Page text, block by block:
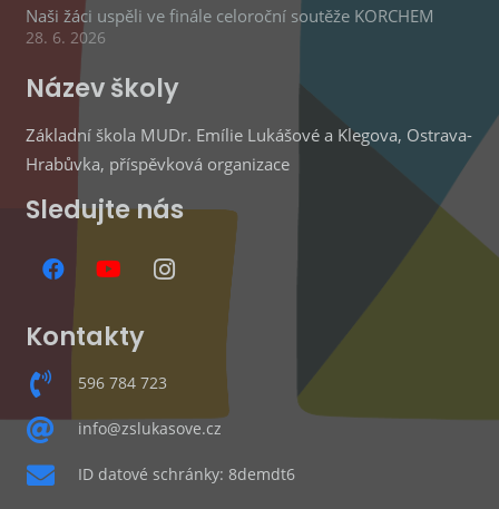
Naši žáci uspěli ve finále celoroční soutěže KORCHEM
28. 6. 2026
Název školy
Základní škola MUDr. Emílie Lukášové a Klegova, Ostrava-
Hrabůvka, příspěvková organizace
Sledujte nás
Kontakty
596 784 723
info@zslukasove.cz
ID datové schránky: 8demdt6